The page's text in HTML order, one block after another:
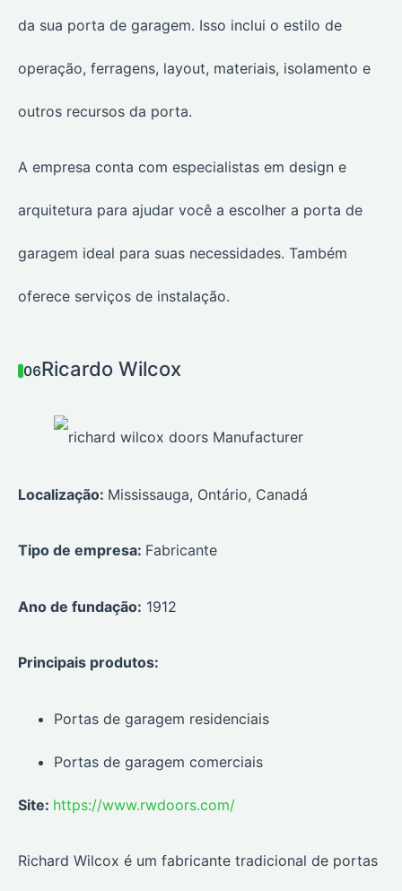
da sua porta de garagem. Isso inclui o estilo de
operação, ferragens, layout, materiais, isolamento e
outros recursos da porta.
A empresa conta com especialistas em design e
arquitetura para ajudar você a escolher a porta de
garagem ideal para suas necessidades. Também
oferece serviços de instalação.
06Ricardo Wilcox
Localização: Mississauga, Ontário, Canadá
Tipo de empresa: Fabricante
Ano de fundação: 1912
Principais produtos:
Portas de garagem residenciais
Portas de garagem comerciais
Site: https://www.rwdoors.com/
Richard Wilcox é um fabricante tradicional de portas